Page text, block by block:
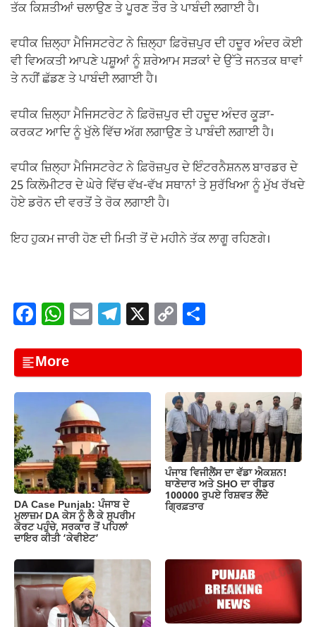
ਤੱਕ ਕਿਸ਼ਤੀਆਂ ਚਲਾਉਣ ਤੇ ਪੂਰਣ ਤੌਰ ਤੇ ਪਾਬੰਦੀ ਲਗਾਈ ਹੈ।
ਵਧੀਕ ਜ਼ਿਲ੍ਹਾ ਮੈਜਿਸਟਰੇਟ ਨੇ ਜ਼ਿਲ੍ਹਾ ਫ਼ਿਰੋਜ਼ਪੁਰ ਦੀ ਹਦੂਰ ਅੰਦਰ ਕੋਈ
ਵੀ ਵਿਅਕਤੀ ਆਪਣੇ ਪਸ਼ੂਆਂ ਨੂੰ ਸ਼ਰੇਆਮ ਸੜਕਾਂ ਦੇ ਉੱਤੇ ਜਨਤਕ ਥਾਵਾਂ
ਤੇ ਨਹੀਂ ਛੱਡਣ ਤੇ ਪਾਬੰਦੀ ਲਗਾਈ ਹੈ।
ਵਧੀਕ ਜ਼ਿਲ੍ਹਾ ਮੈਜਿਸਟਰੇਟ ਨੇ ਫ਼ਿਰੋਜ਼ਪੁਰ ਦੀ ਹਦੂਦ ਅੰਦਰ ਕੂੜਾ-
ਕਰਕਟ ਆਦਿ ਨੂੰ ਖੁੱਲੇ ਵਿੱਚ ਅੱਗ ਲਗਾਉਣ ਤੇ ਪਾਬੰਦੀ ਲਗਾਈ ਹੈ।
ਵਧੀਕ ਜ਼ਿਲ੍ਹਾ ਮੈਜਿਸਟਰੇਟ ਨੇ ਫ਼ਿਰੋਜ਼ਪੁਰ ਦੇ ਇੰਟਰਨੈਸ਼ਨਲ ਬਾਰਡਰ ਦੇ
25 ਕਿਲੋਮੀਟਰ ਦੇ ਘੇਰੇ ਵਿੱਚ ਵੱਖ-ਵੱਖ ਸਥਾਨਾਂ ਤੇ ਸੁਰੱਖਿਆ ਨੂੰ ਮੁੱਖ ਰੱਖਦੇ
ਹੋਏ ਡਰੋਨ ਦੀ ਵਰਤੋਂ ਤੇ ਰੋਕ ਲਗਾਈ ਹੈ।
ਇਹ ਹੁਕਮ ਜਾਰੀ ਹੋਣ ਦੀ ਮਿਤੀ ਤੋਂ ਦੋ ਮਹੀਨੇ ਤੱਕ ਲਾਗੂ ਰਹਿਣਗੇ।
F
c
e
k
W
at
s
A
p
p
E
ail
T
e
gr
X C
p
y
Li
n
k
ar
e
More
DA Case Punjab: ਪੰਜਾਬ ਦੇ
ਮੁਲਾਜ਼ਮ DA ਕੇਸ ਨੂੰ ਲੈ ਕੇ ਸੁਪਰੀਮ
ਕੋਰਟ ਪਹੁੰਚੇ, ਸਰਕਾਰ ਤੋਂ ਪਹਿਲਾਂ
ਦਾਇਰ ਕੀਤੀ ‘ਕੇਵੀਏਟ’
ਪੰਜਾਬ ਵਿਜੀਲੈਂਸ ਦਾ ਵੱਡਾ ਐਕਸ਼ਨ!
ਥਾਣੇਦਾਰ ਅਤੇ SHO ਦਾ ਰੀਡਰ
100000 ਰੁਪਏ ਰਿਸ਼ਵਤ ਲੈਂਦੇ
ਗ੍ਰਿਫ਼ਤਾਰ